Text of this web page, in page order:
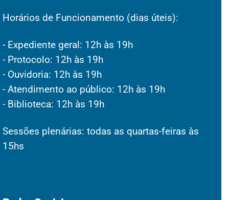
Horários de Funcionamento (dias úteis):
- Expediente geral: 12h às 19h
- Protocolo: 12h às 19h
- Ouvidoria: 12h às 19h
- Atendimento ao público: 12h às 19h
- Biblioteca: 12h às 19h
Sessões plenárias: todas as quartas-feiras às
15hs